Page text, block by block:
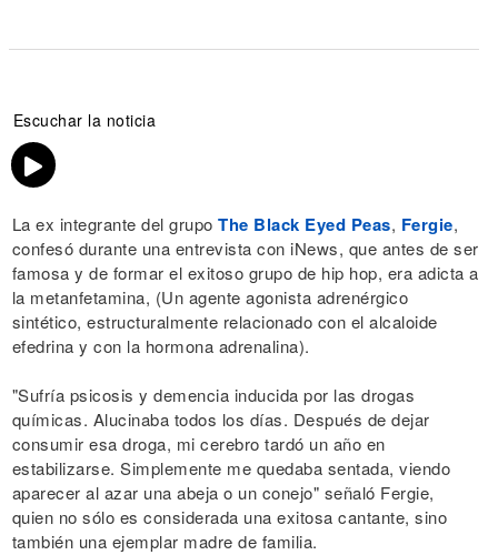
Escuchar la noticia
La ex integrante del grupo The Black Eyed Peas, Fergie,
confesó durante una entrevista con iNews, que antes de ser
famosa y de formar el exitoso grupo de hip hop, era adicta a
la metanfetamina, (Un agente agonista adrenérgico
sintético, estructuralmente relacionado con el alcaloide
efedrina y con la hormona adrenalina).
"Sufría psicosis y demencia inducida por las drogas
químicas. Alucinaba todos los días. Después de dejar
consumir esa droga, mi cerebro tardó un año en
estabilizarse. Simplemente me quedaba sentada, viendo
aparecer al azar una abeja o un conejo" señaló Fergie,
quien no sólo es considerada una exitosa cantante, sino
también una ejemplar madre de familia.